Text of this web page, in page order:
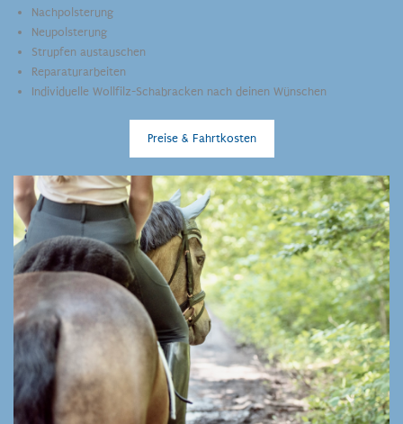
Nachpolsterung
Neupolsterung
Strupfen austauschen
Reparaturarbeiten
Individuelle Wollfilz-Schabracken nach deinen Wünschen
Preise & Fahrtkosten